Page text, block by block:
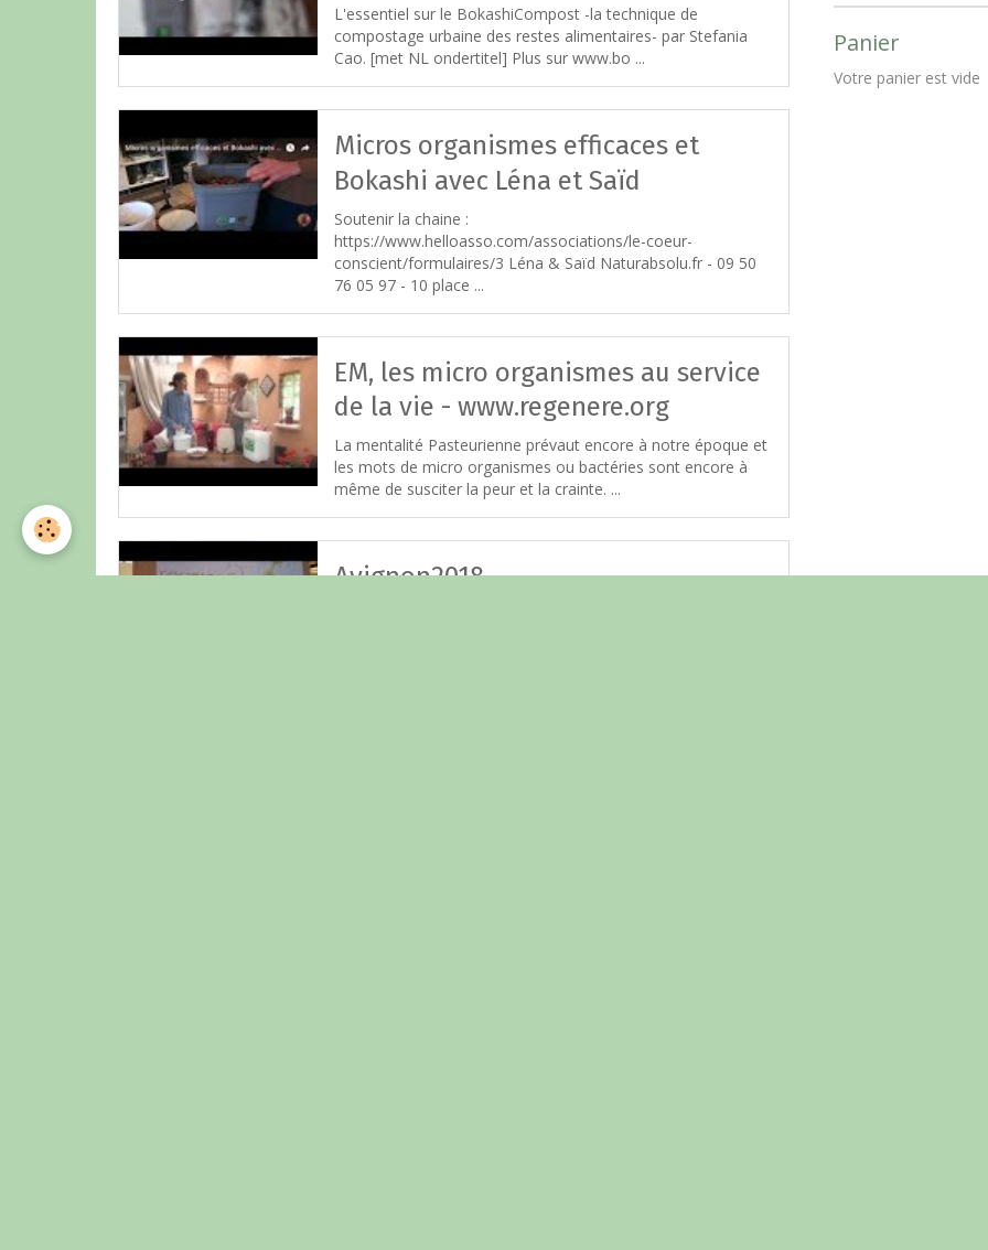
L'essentiel sur le BokashiCompost -la technique de
compostage urbaine des restes alimentaires- par Stefania
Cao. [met NL ondertitel] Plus sur www.bo ...
Micros organismes efficaces et
Bokashi avec Léna et Saïd
Soutenir la chaine :
https://www.helloasso.com/associations/le-coeur-
conscient/formulaires/3 Léna & Saïd Naturabsolu.fr - 09 50
76 05 97 - 10 place ...
EM, les micro organismes au service
de la vie - www.regenere.org
La mentalité Pasteurienne prévaut encore à notre époque et
les mots de micro organismes ou bactéries sont encore à
même de susciter la peur et la crainte. ...
Avignon2018
Panier
Votre panier est vide